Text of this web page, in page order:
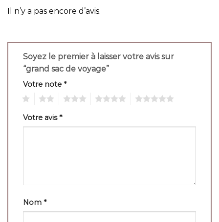
Il n’y a pas encore d’avis.
Soyez le premier à laisser votre avis sur
“grand sac de voyage”
Votre note *
Votre avis*
Nom *